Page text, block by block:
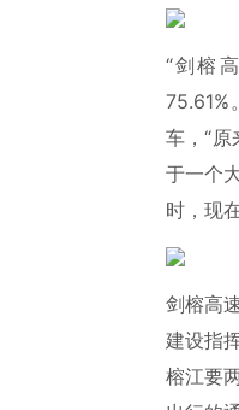
“剑榕
75.61%
车，“
于一个
时，现
剑榕高
建设指
榕江要